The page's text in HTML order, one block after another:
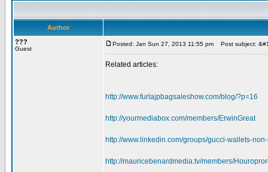
Author
???
Guest
Posted: Jan Sun 27, 2013 11:55 pm Post subject:
Related articles:
http://www.furlajpbagsaleshow.com/blog/?p=16
http://yourmediabox.com/members/ErwinGreat
http://www.linkedin.com/groups/gucci-wallets-
http://mauricebenardmedia.tv/members/